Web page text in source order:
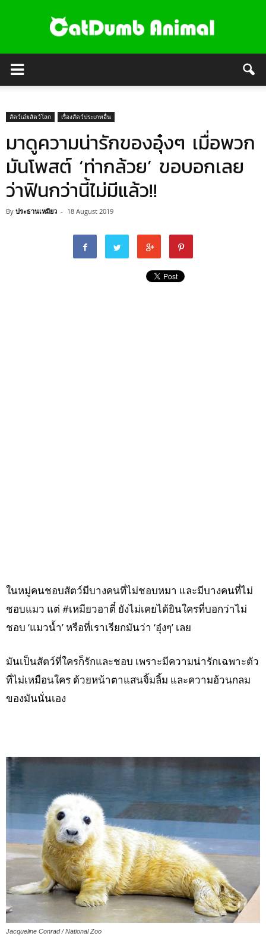
สัตว์เอ๋ยสัตว์โลก เรื่องสัตว์ประเภทอื่น
มาดูความน่ารักของอุ๋งๆ เมื่อพวก
มันโพสต์ ‘ท่ากล้วย’ ขอบอกเลย
ว่าฟินกว่านี้ไม่มีแล้ว!!
By ประธานเหมียว - 18 August 2019
ในหมู่คนชอบสัตว์มีบางคนที่ไม่ชอบหมา และมีบางคนที่ไม่
ชอบแมว แต่ #เหมียวอาตี๋ ยังไม่เคยได้ยินใครที่บอกว่าไม่
ชอบ ‘แมวน้ำ’ หรือที่เราเรียกมันว่า ‘อุ๋งๆ’ เลย
มันเป็นสัตว์ที่ใครก็รักและชอบ เพราะมีความน่ารักเฉพาะตัว
ที่ไม่เหมือนใคร ด้วยหน้าตาแสนจิ้มลิ้ม และความอ้วนกลม
ของมันนั่นเอง
Jacqueline Conrad / National Zoo